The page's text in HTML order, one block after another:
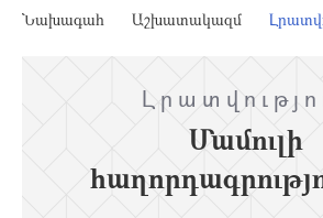
Նախագահ Աշխատակազմ
Մամուլի